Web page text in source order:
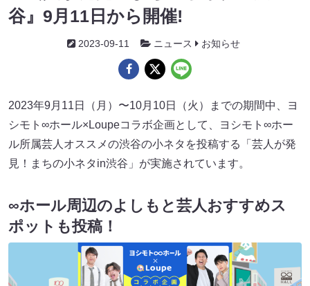
谷』9月11日から開催!
2023-09-11 ニュース お知らせ
2023年9月11日（月）〜10月10日（火）までの期間中、ヨ
シモト∞ホール×Loupeコラボ企画として、ヨシモト∞ホー
ル所属芸人オススメの渋谷の小ネタを投稿する「芸人が発
見！まちの小ネタin渋谷」が実施されています。
∞ホール周辺のよしもと芸人おすすめス
ポットも投稿！